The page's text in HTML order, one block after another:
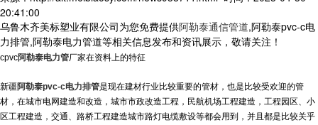
20:41:00
乌鲁木齐美标塑业有限公司为您免费提供阿勒泰通信管道,阿勒泰pvc-c电
力排管,阿勒泰电力管道等相关信息发布和资讯展示，敬请关注！
cpvc阿勒泰电力管厂家在资料上的特征
新疆阿勒泰pvc-c电力排管是现在建材行业比较重要的管材，也是比较受欢迎的管
材，在城市电网建造和改造，城市市政改造工程，民航机场工程建造，工程园区、小
区工程建造，交通、路桥工程建造城市路灯电缆敷设等都会用到，并且都是比较关乎